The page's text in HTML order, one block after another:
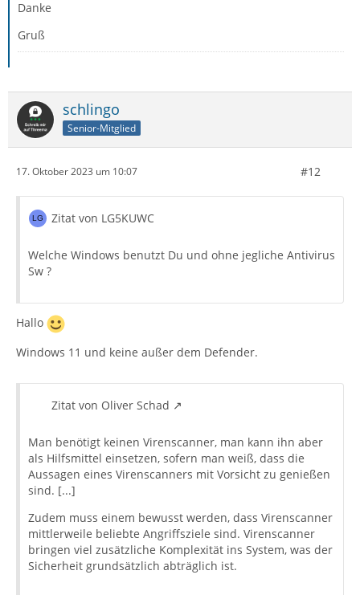
Danke
Gruß
schlingo
Senior-Mitglied
17. Oktober 2023 um 10:07 #12
Zitat von LG5KUWC
Welche Windows benutzt Du und ohne jegliche Antivirus
Sw ?
Hallo
Windows 11 und keine außer dem Defender.
Zitat von Oliver Schad
Man benötigt keinen Virenscanner, man kann ihn aber
als Hilfsmittel einsetzen, sofern man weiß, dass die
Aussagen eines Virenscanners mit Vorsicht zu genießen
sind. [...]
Zudem muss einem bewusst werden, dass Virenscanner
mittlerweile beliebte Angriffsziele sind. Virenscanner
bringen viel zusätzliche Komplexität ins System, was der
Sicherheit grundsätzlich abträglich ist.